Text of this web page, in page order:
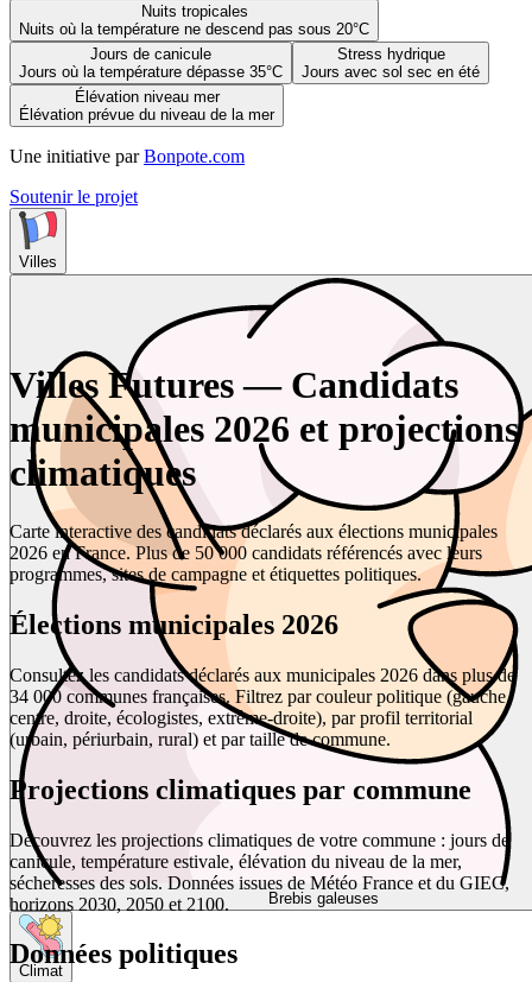
Nuits tropicales
Nuits où la température ne descend pas sous 20°C
Jours de canicule
Jours où la température dépasse 35°C
Stress hydrique
Jours avec sol sec en été
Élévation niveau mer
Élévation prévue du niveau de la mer
Une initiative par Bonpote.com
Soutenir le projet
Villes
Brebis galeuses
Climat
Villes Futures — Candidats
municipales 2026 et projections
climatiques
Carte interactive des candidats déclarés aux élections municipales
2026 en France. Plus de 50 000 candidats référencés avec leurs
programmes, sites de campagne et étiquettes politiques.
Élections municipales 2026
Consultez les candidats déclarés aux municipales 2026 dans plus de
34 000 communes françaises. Filtrez par couleur politique (gauche,
centre, droite, écologistes, extrême-droite), par profil territorial
(urbain, périurbain, rural) et par taille de commune.
Projections climatiques par commune
Découvrez les projections climatiques de votre commune : jours de
canicule, température estivale, élévation du niveau de la mer,
sécheresses des sols. Données issues de Météo France et du GIEC,
horizons 2030, 2050 et 2100.
Données politiques